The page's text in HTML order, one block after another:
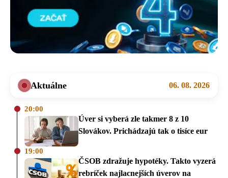
Aktuálne 06. 08. 2026
20:00
Úver si vyberá zle takmer 8 z 10
Slovákov. Prichádzajú tak o tisíce eur
19:00
ČSOB zdražuje hypotéky. Takto vyzerá
rebríček najlacnejších úverov na